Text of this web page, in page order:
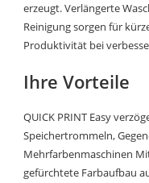
erzeugt. Verlängerte
Reinigung sorgen für
Produktivität bei
Ihre Vorteile
QUICK PRINT Easy
Speichertrommeln,
Mehrfarbenmaschinen
gefürchtete Farbaufbau